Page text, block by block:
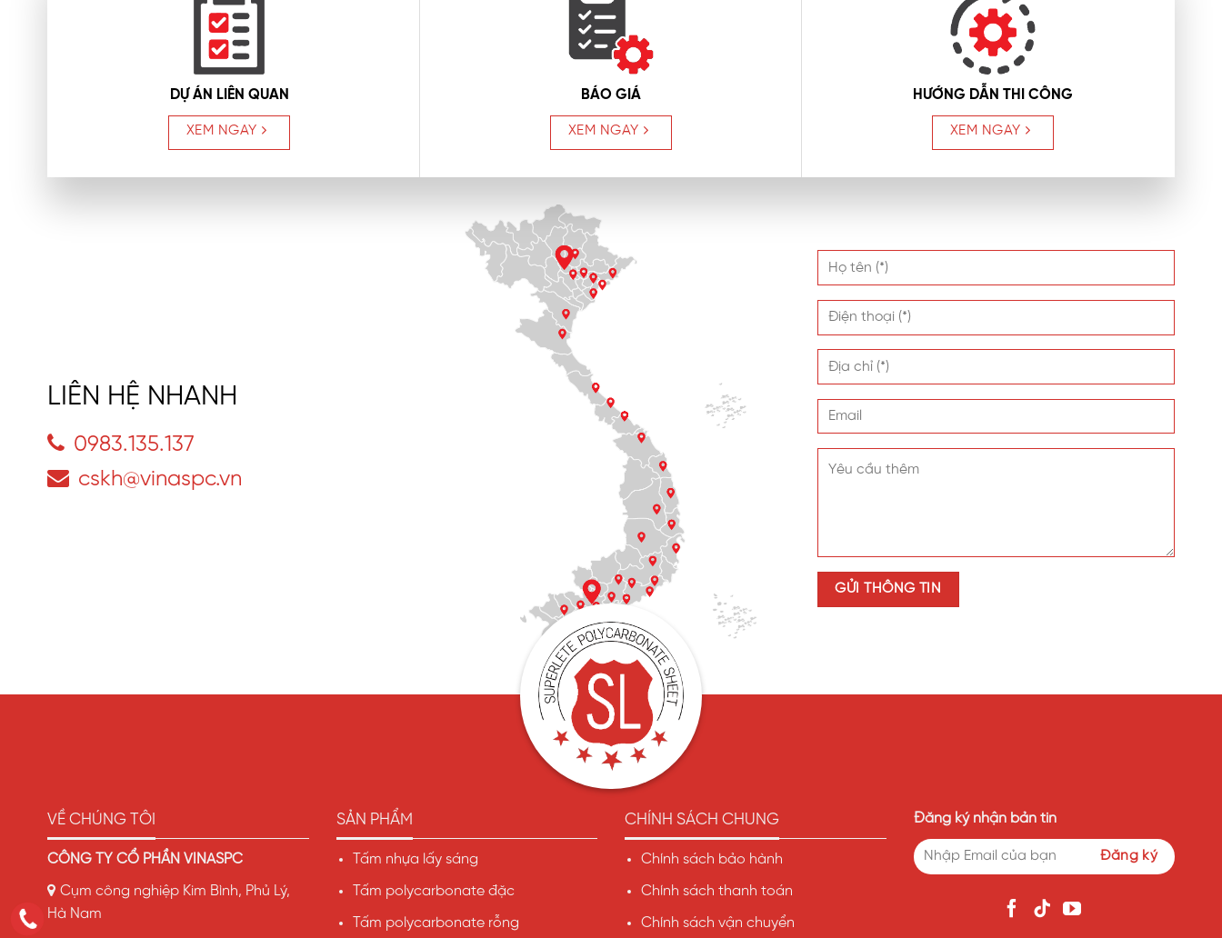
DỰ ÁN LIÊN QUAN
XEM NGAY
BÁO GIÁ
XEM NGAY
HƯỚNG DẪN THI CÔNG
XEM NGAY
LIÊN HỆ NHANH
0983.135.137
cskh@vinaspc.vn
VỀ CHÚNG TÔI
CÔNG TY CỔ PHẦN VINASPC
Cụm công nghiệp Kim Bình, Phủ Lý,
Hà Nam
SẢN PHẨM
Tấm nhựa lấy sáng
Tấm polycarbonate đặc
Tấm polycarbonate rỗng
CHÍNH SÁCH CHUNG
Chính sách bảo hành
Chính sách thanh toán
Chính sách vận chuyển
Đăng ký nhận bản tin